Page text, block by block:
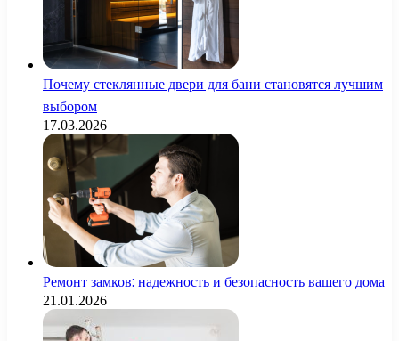
Почему стеклянные двери для бани становятся лучшим
выбором
17.03.2026
Ремонт замков: надежность и безопасность вашего дома
21.01.2026